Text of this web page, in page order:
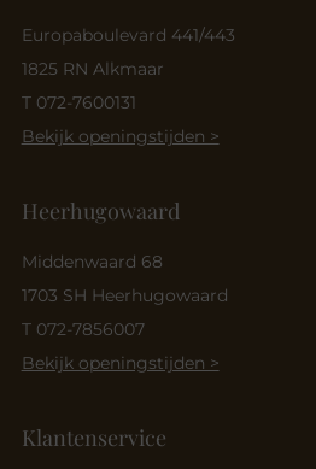
Europaboulevard 441/443
1825 RN Alkmaar
T 072-7600131
Bekijk openingstijden >
Heerhugowaard
Middenwaard 68
1703 SH Heerhugowaard
T 072-7856007
Bekijk openingstijden >
Klantenservice